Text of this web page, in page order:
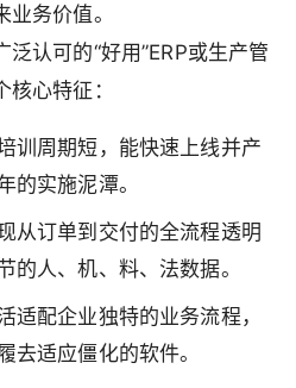
务价值。
认可的“好用”ERP或生产管
心特征：
训周期短，能快速上线并产
的实施泥潭。
从订单到交付的全流程透明
的人、机、料、法数据。
适配企业独特的业务流程，
去适应僵化的软件。